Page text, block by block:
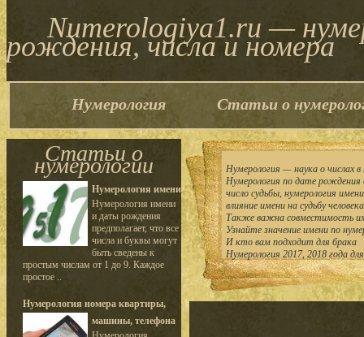
Numerologiya1.ru —
рождения, числа и номера
Нумерология Статьи о
Статьи о
нумерологии
Нумерология имени
Нумерология имени
и даты рождения
предполагает, что все
числа и буквы могут
быть сведены к
простым числам от 1 до 9. Каждое
простое ..
Нумерология номера квартиры,
машины, телефона
Нумерология — наука о числах в
Нумерология по дате
число судьбы, нумерология
влияние имени на судьбу
Также важна совместимость
Узнайте значение имени по
И кто вам подходит для брака
Нумерология 2017, 2018 года